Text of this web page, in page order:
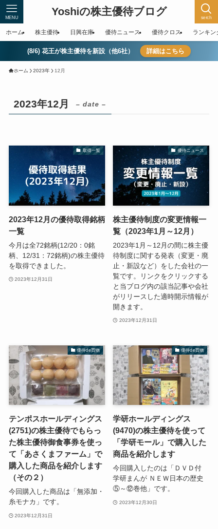
Yoshiの株主優待ブログ serch
MENU
ホーム 株主優待 日興在庫 優待ニュース 優待クロス ランキン
(8/6) 花王が株主優待を新設（他6社） 詳細はこちら
ホーム 2023年 12月
2023年12月 – date –
取得一覧
2023年12月の優待取得銘柄
一覧
今月は全72銘柄(12/20：0銘
柄、12/31：72銘柄)の株主優待
を取得できました。
2023年12月31日
優待ニュース
株主優待制度の変更情報一
覧（2023年1月～12月）
2023年1月～12月の間に株主優
待制度に関する発表（変更・廃
止・新設など）をした会社の一
覧です。リンクをクリックする
と当ブログ内の該当記事や会社
がリリースした適時開示情報が
開きます。
2023年12月31日
優待de買物
テンポスホールディングス
(2751)の株主優待でもらっ
た株主優待御食事券を使っ
て「あさくまファーム」で
購入した商品を紹介します
（その２）
今回購入した商品は「無添加・
糸モナカ」です。
2023年12月31日
優待de買物
学研ホールディングス
(9470)の株主優待を使って
「学研モール」で購入した
商品を紹介します
今回購入したのは「ＤＶＤ付
学研まんが ＮＥＷ日本の歴史
⑤～⑫巻他」です。
2023年12月30日